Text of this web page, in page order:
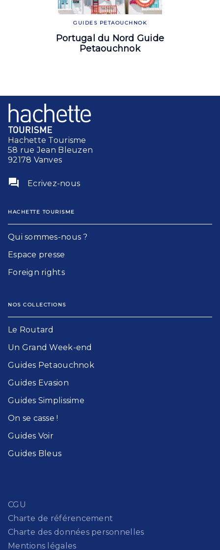
GUIDES PETAOUCHNOK
Portugal du Nord Guide
Petaouchnok
Hachette Tourisme
58 rue Jean Bleuzen
92178 Vanves
question_answer Ecrivez-nous
HACHETTE TOURISME
Qui sommes-nous ?
Espace presse
Foreign rights
NOS COLLECTIONS
Le Routard​
Un Grand Week-end​
Guides Petaouchnok​
Guides Evasion​
Guides Simplissime​
On se casse !​
Guides Voir​
Guides Bleu​s
CGU
Charte de référencement
Charte des données personnelles
Mentions légales